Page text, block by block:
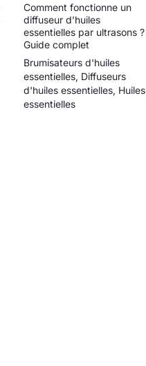
Comment fonctionne un
diffuseur d’huiles
essentielles par ultrasons ?
Guide complet
Brumisateurs d'huiles
essentielles, Diffuseurs
d'huiles essentielles, Huiles
essentielles